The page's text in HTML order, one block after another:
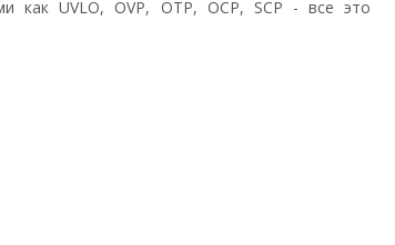
как UVLO, OVP, OTP, OCP, SCP - все это